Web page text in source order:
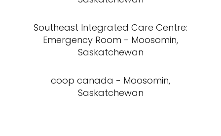
Southeast Integrated Care Centre:
Emergency Room - Moosomin,
Saskatchewan
coop canada - Moosomin,
Saskatchewan